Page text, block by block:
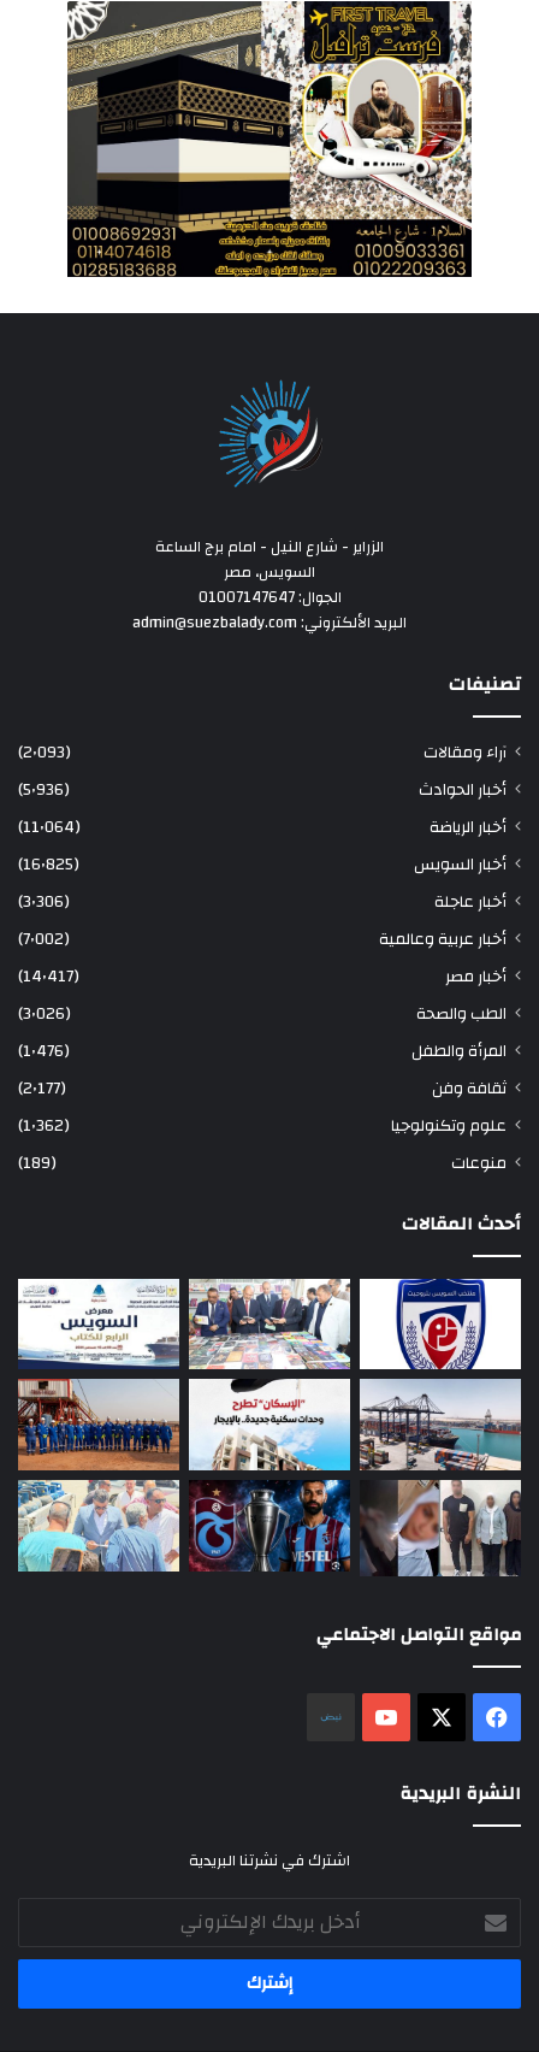
الزراير - شارع النيل - امام برج الساعة
السويس، مصر
الجوال: 01007147647
البريد الألكتروني: admin@suezbalady.com
تصنيفات
آراء ومقالات
(2٬093)
أخبار الحوادث
(5٬936)
أخبار الرياضة
(11٬064)
أخبار السويس
(16٬825)
أخبار عاجلة
(3٬306)
أخبار عربية وعالمية
(7٬002)
أخبار مصر
(14٬417)
الطب والصحة
(3٬026)
المرأة والطفل
(1٬476)
ثقافة وفن
(2٬177)
علوم وتكنولوجيا
(1٬362)
منوعات
(189)
أحدث المقالات
مواقع التواصل الاجتماعي
فيسبوك ‫YouTube
النشرة البريدية
اشترك في نشرتنا البريدية
أدخل
بريدك
الإلكتروني